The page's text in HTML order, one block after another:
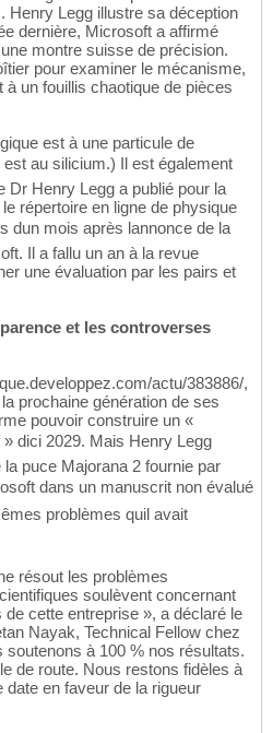
Henry Legg illustre sa déception
dernière, Microsoft a affirmé
montre suisse de précision.
pour examiner le mécanisme,
un fouillis chaotique de pièces
est à une particule de
est au silicium.) Il est également
Dr Henry Legg a publié pour la
répertoire en ligne de physique
mois après lannonce de la
Il a fallu un an à la revue
une évaluation par les pairs et
et les controverses
actu/383886/,
prochaine génération de ses
pouvoir construire un «
dici 2029. Mais Henry Legg
puce Majorana 2 fournie par
dans un manuscrit non évalué
problèmes quil avait
résout les problèmes
soulèvent concernant
cette entreprise », a déclaré le
Nayak, Technical Fellow chez
à 100 % nos résultats.
de route. Nous restons fidèles à
date en faveur de la rigueur